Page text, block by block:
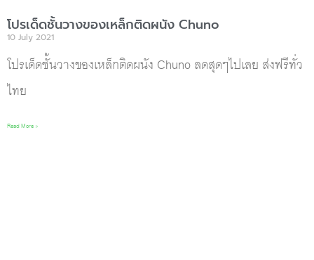
โปรเด็ดชั้นวางของเหล็กติดผนัง Chuno
10 July 2021
โปรเด็ดชั้นวางของเหล็กติดผนัง Chuno ลดสุดๆไปเลย ส่งฟรีทั่ว
ไทย
Read More »